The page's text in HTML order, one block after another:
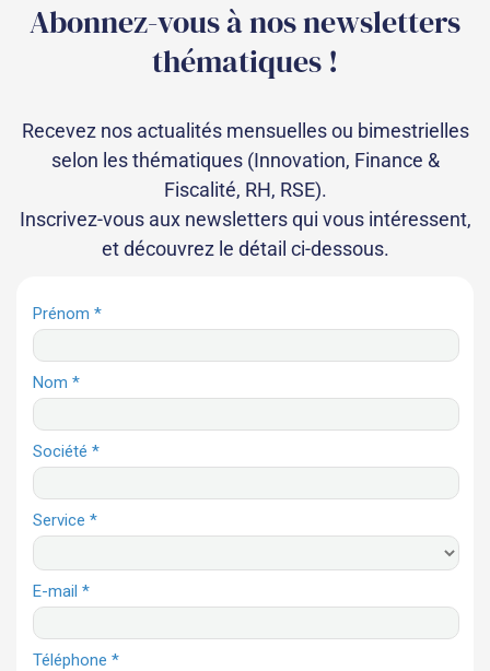
Abonnez-vous à nos newsletters
thématiques !
Recevez nos actualités mensuelles ou bimestrielles
selon les thématiques (Innovation, Finance &
Fiscalité, RH, RSE).
Inscrivez-vous aux newsletters qui vous intéressent,
et découvrez le détail ci-dessous.